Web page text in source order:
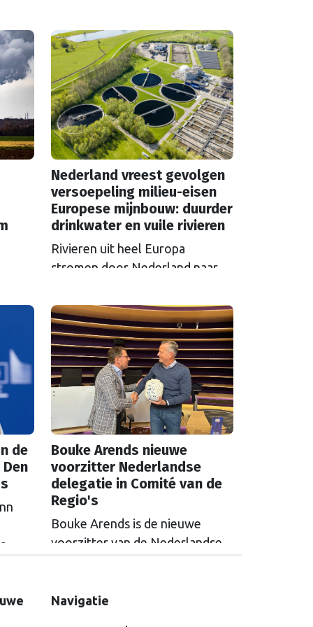
in
aan
Nederland vreest gevolgen
versoepeling milieu-eisen
Europese mijnbouw: duurder
drinkwater en vuile rivieren
Rivieren uit heel Europa
stromen door Nederland naar
Als Brussel de milieu-eisen voor
mijnbouwbedrijven versoepelt,
zijn het de Nederlandse
drinkwaterbedrijven die dat
moeten oplossen.
de
Bouke Arends nieuwe
voorzitter Nederlandse
delegatie in Comité van de
Regio's
Bouke Arends is de nieuwe
voorzitter van de Nederlandse
huidige burgemeester van
Navigatie